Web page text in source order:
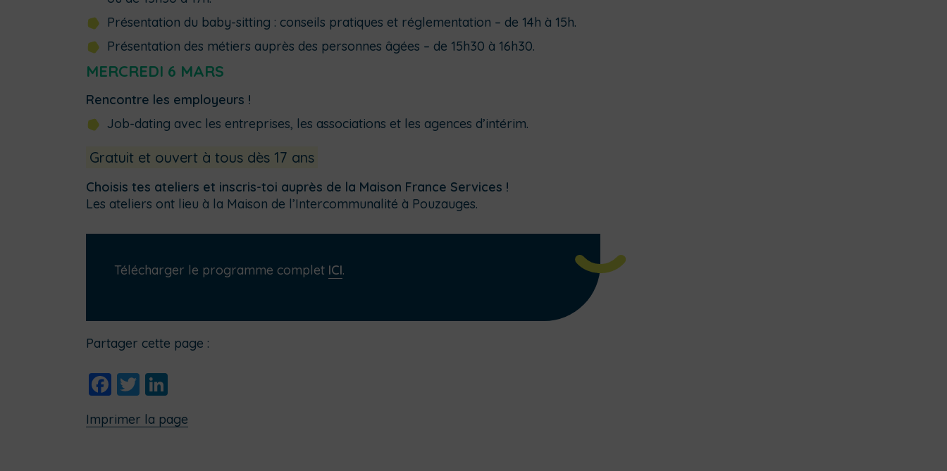
Présentation du baby-sitting : conseils pratiques et réglementation – de 14h à 15h.
Présentation des métiers auprès des personnes âgées – de 15h30 à 16h30.
MERCREDI 6 MARS
Rencontre les employeurs !
Job-dating avec les entreprises, les associations et les agences d’intérim.
Gratuit et ouvert à tous dès 17 ans
Choisis tes ateliers et inscris-toi auprès de la Maison France Services !
Les ateliers ont lieu à la Maison de l’Intercommunalité à Pouzauges.
Télécharger le programme complet ICI.
Partager cette page :
Facebook
Twitter
Imprimer la page